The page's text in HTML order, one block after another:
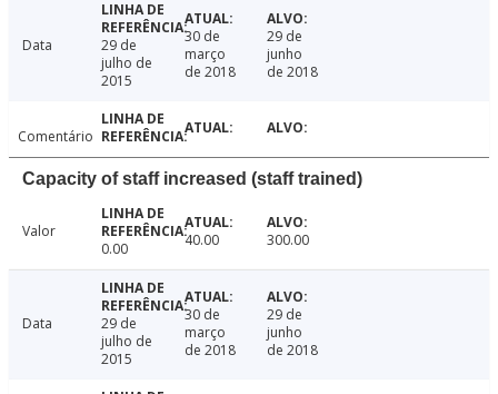
Data
29 de
julho de
2015
30 de
março
de 2018
29 de
junho
de 2018
Comentário
Capacity of staff increased (staff trained)
Valor
0.00
40.00 300.00
Data
29 de
julho de
2015
30 de
março
de 2018
29 de
junho
de 2018